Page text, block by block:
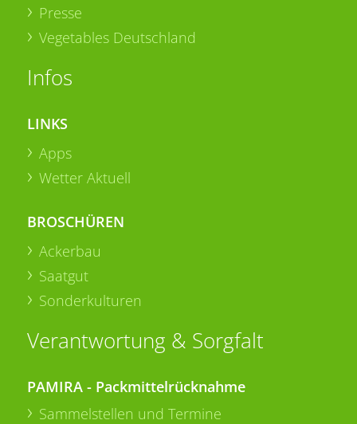
Presse
Vegetables Deutschland
Infos
LINKS
Apps
Wetter Aktuell
BROSCHÜREN
Ackerbau
Saatgut
Sonderkulturen
Verantwortung & Sorgfalt
PAMIRA - Packmittelrücknahme
Sammelstellen und Termine